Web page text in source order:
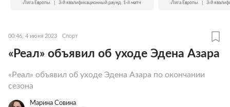
Лига Европы 3-й квалификационный раунд. 1-й матч Лига Европы 3-й
00:46, 4 июня 2023 Спорт
«Реал» объявил об уходе Эдена Азара
«Реал» объявил об уходе Эдена Азара по окончании
сезона
Марина Совина